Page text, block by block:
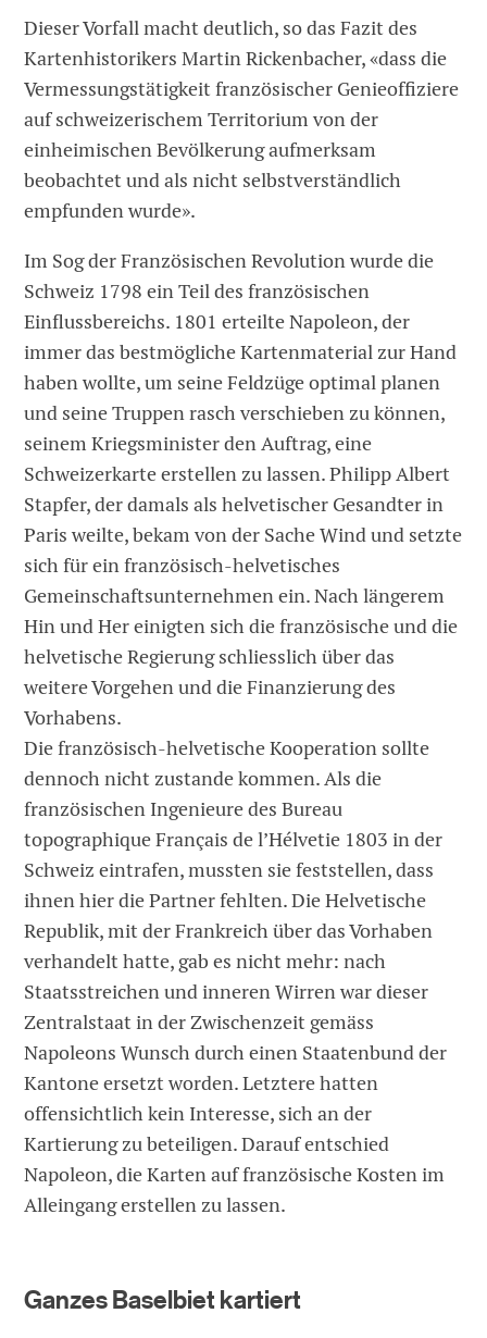
Dieser Vorfall macht deutlich, so das Fazit des
Kartenhistorikers Martin Rickenbacher, «dass die
Vermessungstätigkeit französischer Genieoffiziere
auf schweizerischem Territorium von der
einheimischen Bevölkerung aufmerksam
beobachtet und als nicht selbstverständlich
empfunden wurde».
Im Sog der Französischen Revolu­tion wurde die
Schweiz 1798 ein Teil des französischen
Einflussbereichs. 1801 erteilte Napoleon, der
immer das bestmögliche Kartenmaterial zur Hand
haben wollte, um seine Feldzüge optimal planen
und seine Truppen rasch verschieben zu können,
seinem Kriegsminister den Auftrag, eine
Schweizerkarte erstellen zu lassen. Philipp Albert
Stapfer, der damals als helvetischer Gesandter in
Paris weilte, bekam von der Sache Wind und setzte
sich für ein französisch-helvetisches
Gemeinschaftsunternehmen ein. Nach längerem
Hin und Her einigten sich die französische und die
helvetische Regierung schliesslich über das
weitere Vorgehen und die Finanzierung des
Vorhabens.
Die französisch-helvetische Kooperation sollte
dennoch nicht zustande kommen. Als die
französischen Inge­nieure des Bureau
topographique Français de l’Hélvetie 1803 in der
Schweiz eintrafen, mussten sie feststellen, dass
ihnen hier die Partner fehlten. Die Helvetische
Republik, mit der Frankreich über das Vorhaben
verhandelt hatte, gab es nicht mehr: nach
Staatsstreichen und inneren Wirren war dieser
Zentralstaat in der Zwischenzeit gemäss
Napoleons Wunsch durch einen Staatenbund der
Kantone ersetzt worden. Letztere hatten
offensichtlich kein Interesse, sich an der
Kartierung zu beteiligen. Darauf entschied
Napoleon, die Karten auf französische Kosten im
Alleingang erstellen zu lassen.
Ganzes Baselbiet kartiert